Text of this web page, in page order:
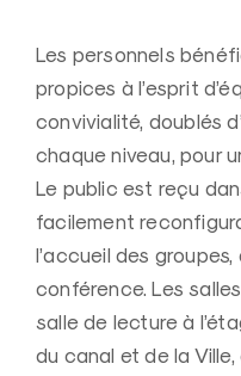
Les personnels
propices à l’esprit
convivialité, doublés
chaque niveau, pour
Le public est reçu
facilement
l’accueil des
conférence. Les
salle de lecture à
du canal et de la